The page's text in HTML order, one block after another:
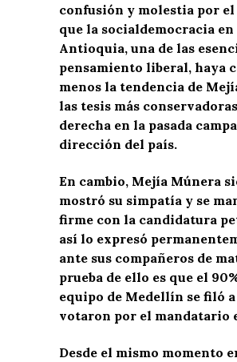
confusión y molestia por el
que la socialdemocracia en
Antioquia, una de las
pensamiento liberal, haya
menos la tendencia de
las tesis más
derecha en la pasada
dirección del país.
En cambio, Mejía Múnera
mostró su simpatía y se
firme con la candidatura
así lo expresó
ante sus compañeros de
prueba de ello es que el
equipo de Medellín se filó
votaron por el mandatario
Desde el mismo momento